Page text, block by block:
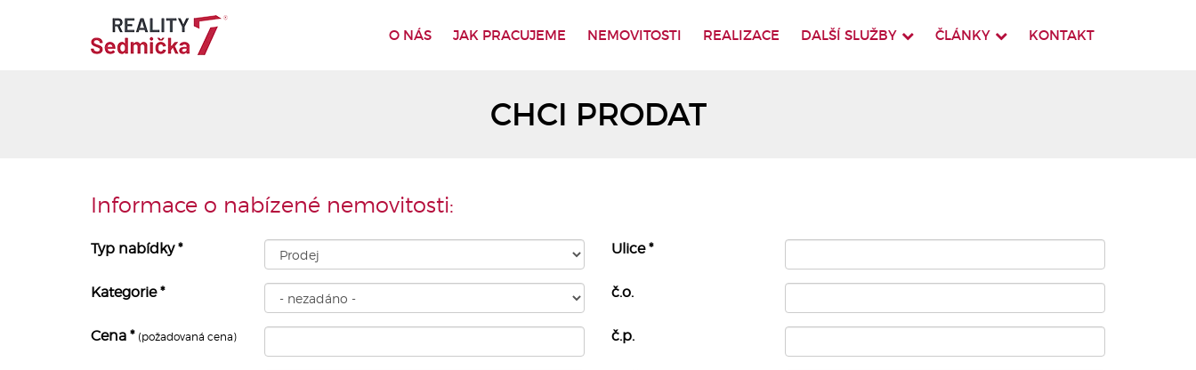
O NÁS JAK PRACUJEME NEMOVITOSTI REALIZACE DALŠÍ SLUŽBY ČLÁNKY KONTAKT
CHCI PRODAT
Informace o nabízené nemovitosti:
Typ nabídky*
Kategorie*
Cena * (požadovaná cena)
Ulice*
č.o.
č.p.